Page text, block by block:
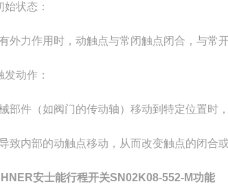
始状态：
外力作用时，动触点与常闭触点闭合，与常
发动作：
部件（如阀门的传动轴）移动到特定位置时
致内部的动触点移动，从而改变触点的闭合或
安士能行程开关SN02K08-552-M功能